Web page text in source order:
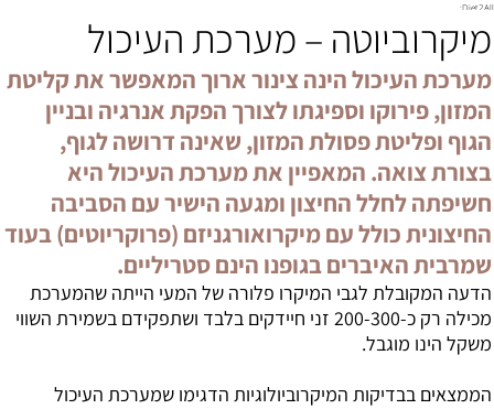
Diet2All:
שמאחורי
המושלם.
מיקרוביוטה – מערכת העיכול
מערכת העיכול הינה צינור ארוך המאפשר את קליטת
המזון, פירוקו וספיגתו לצורך הפקת אנרגיה ובניין
הגוף ופליטת פסולת המזון, שאינה דרושה לגוף,
בצורת צואה. המאפיין את מערכת העיכול היא
חשיפתה לחלל החיצון ומגעה הישיר עם הסביבה
החיצונית כולל עם מיקרואורגניזם (פרוקריוטים) בעוד
שמרבית האיברים בגופנו הינם סטריליים.
הדעה המקובלת לגבי המיקרו פלורה של המעי הייתה שהמערכת
מכילה רק כ-200-300 זני חיידקים בלבד ושתפקידם בשמירת השווי
משקל הינו מוגבל.
הממצאים בבדיקות המיקרוביולוגיות הדגימו שמערכת העיכול